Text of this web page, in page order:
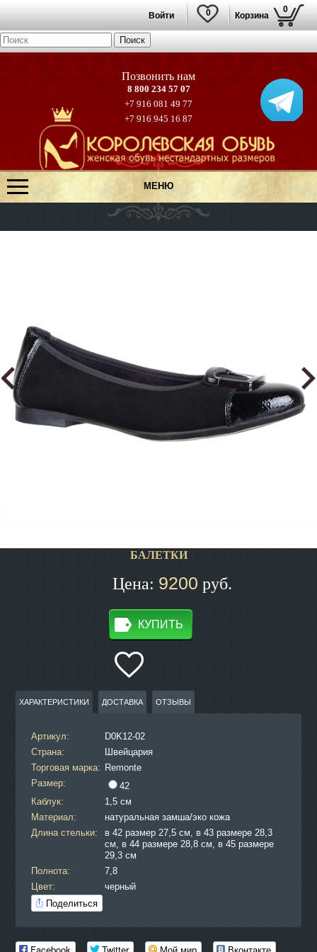
Корзина
0
0
Войти
8 800 234 57 07
+7 916 081 49 77
+7 916 945 16 87
МЕНЮ
БАЛЕТКИ
Цена: 9200 руб.
КУПИТЬ
ХАРАКТЕРИСТИКИ ДОСТАВКА ОТЗЫВЫ
Артикул:
D0K12-02
Страна:
Швейцария
Торговая марка: Remonte
Размер:
42
Каблук:
1,5 см
Материал:
натуральная замша/эко кожа
Длина стельки:
в 42 размер 27,5 см, в 43 размере 28,3
см, в 44 размере 28,8 см, в 45 размере
29,3 см
Полнота:
7,8
Цвет:
черный
Поделиться